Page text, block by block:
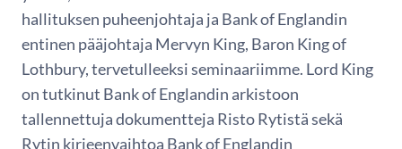
hallituksen puheenjohtaja ja Bank of Englandin
entinen pääjohtaja Mervyn King, Baron King of
Lothbury, tervetulleeksi seminaariimme. Lord King
on tutkinut Bank of Englandin arkistoon
tallennettuja dokumentteja Risto Rytistä sekä
Rytin kirjeenvaihtoa Bank of Englandin